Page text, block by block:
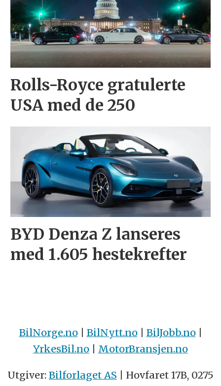
Rolls-Royce gratulerte
USA med de 250
BYD Denza Z lanseres
med 1.605 hestekrefter
BilNorge.no| BilNytt.no| BilJobb.no|
YrkesBil.no | MotorBransjen.no
Utgiver: Bilforlaget AS | Hovfaret 17B, 0275